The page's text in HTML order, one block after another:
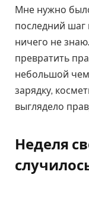
Мне нужно
последний шаг
ничего не
превратить
небольшой
зарядку,
выглядело
Неделя